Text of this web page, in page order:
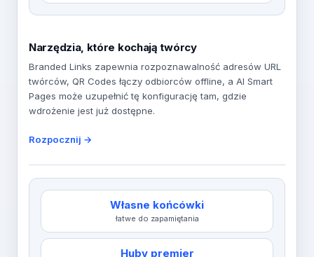
Narzędzia, które kochają twórcy
Branded Links zapewnia rozpoznawalność adresów URL
twórców, QR Codes łączy odbiorców offline, a AI Smart
Pages może uzupełnić tę konfigurację tam, gdzie
wdrożenie jest już dostępne.
Rozpocznij →
Własne końcówki
łatwe do zapamiętania
Huby premier